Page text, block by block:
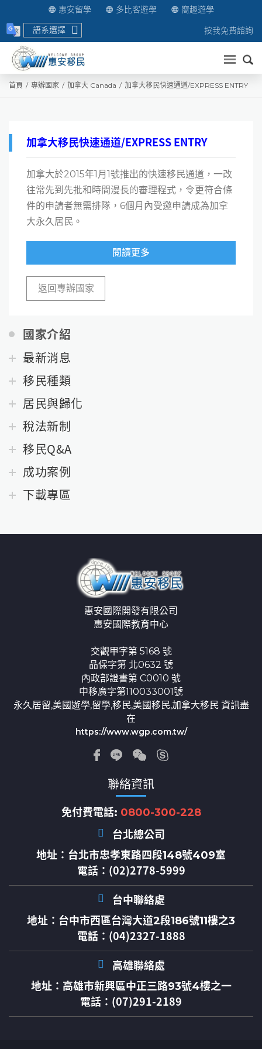
惠安留學 多比客遊學
嚮趣遊學
語系選擇
按我免費諮詢
送出
首頁 專辦國家 加拿大 Canada 加拿大移民快速通道/EXPRESS ENTRY
國家介紹
最新消息
移民種類
居民與歸化
稅法新制
移民Q&A
成功案例
下載專區
加拿大移民快速通道/EXPRESS ENTRY
加拿大於2015年1月1號推出的快速移民通道，一改
往常先到先批和時間漫長的審理程式，令更符合條
件的申請者無需排隊，6個月內受邀申請成為加拿
大永久居民。
閱讀更多
返回專辦國家
惠安國際開發有限公司
惠安國際教育中心
交觀甲字第 5168 號
品保字第 北0632 號
內政部證書第 C0010 號
中移廣字第110033001號
永久居留,美國遊學,留學,移民,美國移民,加拿大移民 資訊盡
在
https://www.wgp.com.tw/
聯絡資訊
免付費電話: 0800-300-228
台北總公司
地址： 台北市忠孝東路四段148號409室
電話：(02)2778-5999
台中聯絡處
地址： 台中市西區台灣大道2段186號11樓之3
電話：(04)2327-1888
高雄聯絡處
地址： 高雄市新興區中正三路93號4樓之一
電話：(07)291-2189